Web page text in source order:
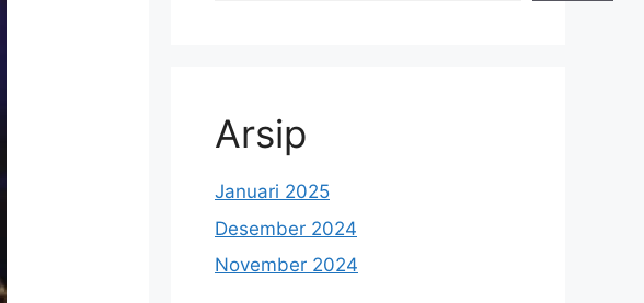
Arsip
Januari 2025
Desember 2024
November 2024